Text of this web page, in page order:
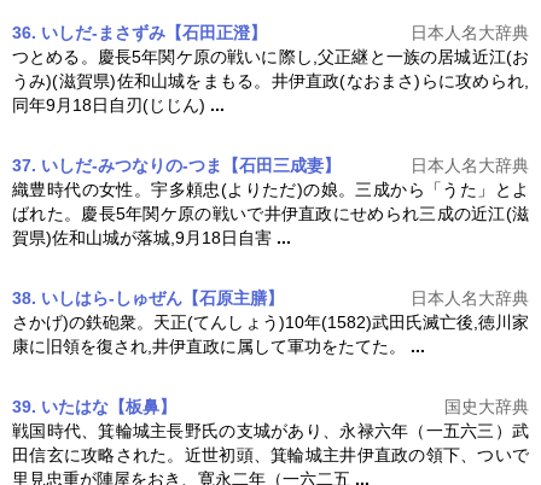
36. いしだ-まさずみ【石田正澄】
日本人名大辞典
つとめる。慶長5年関ケ原の戦いに際し,父正継と一族の居城近江(お
うみ)(滋賀県)佐和山城をまもる。 井伊直政(なおまさ)らに攻められ,
同年9月18日自刃(じじん) ...
37. いしだ-みつなりの-つま【石田三成妻】
日本人名大辞典
織豊時代の女性。宇多頼忠(よりただ)の娘。三成から「うた」とよ
ばれた。慶長5年関ケ原の戦いで井伊直政にせめられ三成の近江(滋
賀県)佐和山城が落城,9月18日自害 ...
38. いしはら-しゅぜん【石原主膳】
日本人名大辞典
さかげ)の鉄砲衆。天正(てんしょう)10年(1582)武田氏滅亡後,徳川家
康に旧領を復され, 井伊直政に属して軍功をたてた。 ...
39. いたはな【板鼻】
国史大辞典
戦国時代、箕輪城主長野氏の支城があり、永禄六年（一五六三）武
田信玄に攻略された。近世初頭、箕輪城主井伊直政の領下、ついで
里見忠重が陣屋をおき、寛永二年（一六二五 ...